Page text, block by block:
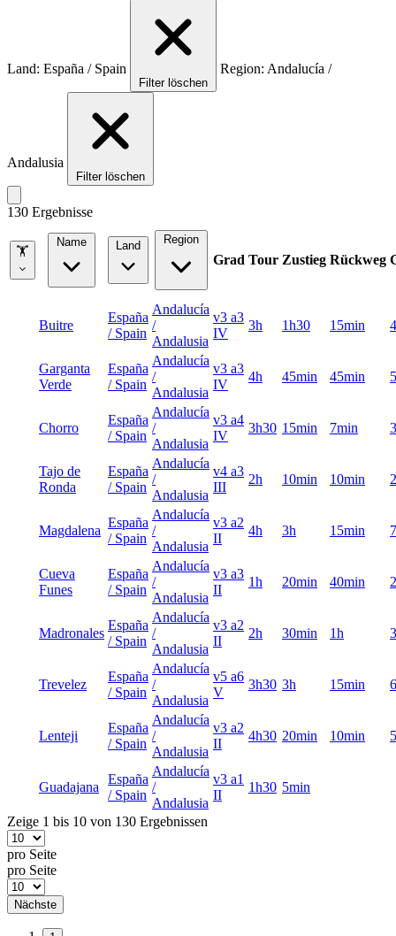
Land: España / Spain
Filter löschen
Region: Andalucía /
Andalusia
Filter löschen
130 Ergebnisse
🏋
Name Land Region
Grad Tour Zustieg Rückweg
Buitre
España
/ Spain
Andalucía
/
Andalusia
v3 a3
IV
3h 1h30 15min
Garganta
Verde
España
/ Spain
Andalucía
/
Andalusia
v3 a3
IV
4h 45min 45min
Chorro
España
/ Spain
Andalucía
/
Andalusia
v3 a4
IV
3h30 15min 7min
Tajo de
Ronda
España
/ Spain
Andalucía
/
Andalusia
v4 a3
III
2h 10min 10min
Magdalena
España
/ Spain
Andalucía
/
Andalusia
v3 a2
II
4h 3h 15min
Cueva
Funes
España
/ Spain
Andalucía
/
Andalusia
v3 a3
II
1h 20min 40min
Madronales
España
/ Spain
Andalucía
/
Andalusia
v3 a2
II
2h 30min 1h
Trevelez
España
/ Spain
Andalucía
/
Andalusia
v5 a6
V
3h30 3h 15min
Lenteji
España
/ Spain
Andalucía
/
Andalusia
v3 a2
II
4h30 20min 10min
Guadajana
España
/ Spain
Andalucía
/
Andalusia
v3 a1
II
1h30 5min
Zeige 1 bis 10 von 130 Ergebnissen
pro Seite
pro Seite
Nächste